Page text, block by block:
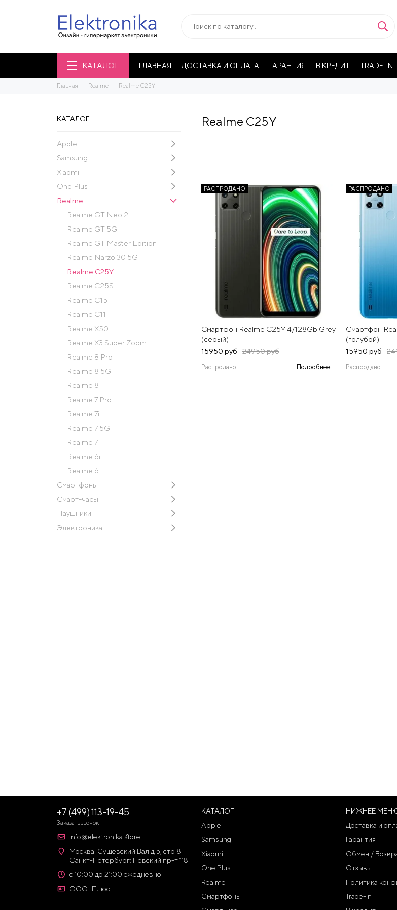
КАТАЛОГ ГЛАВНАЯ ДОСТАВКА И ОПЛАТА ГАРАНТИЯ В КРЕДИТ TRADE-IN
Главная Realme Realme C25Y
КАТАЛОГ
Apple
Samsung
Xiaomi
One Plus
Realme
Realme GT Neo 2
Realme GT 5G
Realme GT Master Edition
Realme Narzo 30 5G
Realme C25Y
Realme C25S
Realme C15
Realme C11
Realme X50
Realme X3 Super Zoom
Realme 8 Pro
Realme 8 5G
Realme 8
Realme 7 Pro
Realme 7i
Realme 7 5G
Realme 7
Realme 6i
Realme 6
Смартфоны
Смарт-часы
Наушники
Электроника
Realme C25Y
РАСПРОДАНО
Смартфон Realme C25Y 4/128Gb Grey
(серый)
15950 руб
24950 руб
Распродано Подробнее
РАСПРОДАНО
Смартфон
(голубой)
15950 руб
Распродано
+7 (499) 113-19-45
Заказать звонок
info@elektronika.store
Москва: Сущевский Вал д 5, стр 8
Санкт-Петербург: Невский пр-т 118
с 10:00 до 21:00 ежедневно
ООО "Плюс"
КАТАЛОГ
Apple
Samsung
Xiaomi
One Plus
Realme
Смартфоны
НИЖНЕЕ
Доставка и
Гарантия
Обмен /
Отзывы
Политика
Trade-in